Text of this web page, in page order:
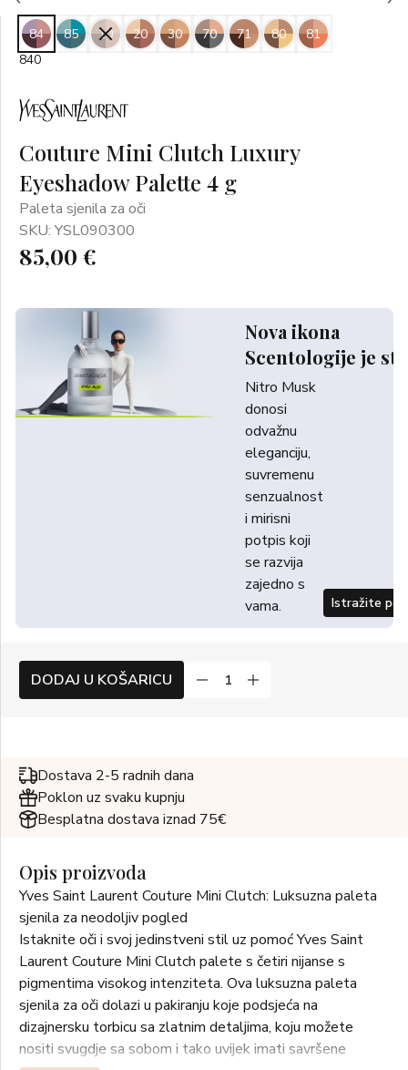
Couture Mini Clutch Luxury
Eyeshadow Palette 4 g
Paleta sjenila za oči
SKU: YSL090300
85,00 €
Nova ikona
Scentologije je
Nitro Musk
donosi
odvažnu
eleganciju,
suvremenu
senzualnost
i mirisni
potpis koji
se razvija
zajedno s
vama.
Istražite
84 85 10 20 30 70 71 80
81
840
DODAJ U KOŠARICU
Dostava 2-5 radnih dana
Poklon uz svaku kupnju
Besplatna dostava iznad 75€
Opis proizvoda
Yves Saint Laurent Couture Mini Clutch: Luksuzna paleta
sjenila za neodoljiv pogled
Istaknite oči i svoj jedinstveni stil uz pomoć Yves Saint
Laurent Couture Mini Clutch palete s četiri nijanse s
pigmentima visokog intenziteta. Ova luksuzna paleta
sjenila za oči dolazi u pakiranju koje podsjeća na
dizajnersku torbicu sa zlatnim detaljima, koju možete
nositi svugdje sa sobom i tako uvijek imati savršene